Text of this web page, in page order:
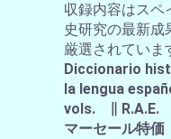
収録内容はスペ
史研究の最新成
厳選されていま
Diccionario
la lengua
vols. ∥
マーセール特